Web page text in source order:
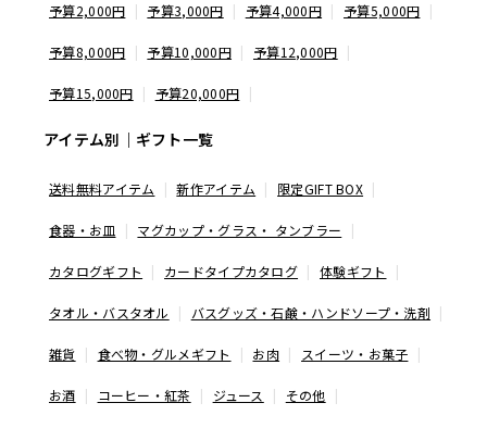
予算2,000円 予算3,000円 予算4,000円 予算5,000円
予算8,000円 予算10,000円 予算12,000円
予算15,000円 予算20,000円
アイテム別｜ギフト一覧
送料無料アイテム 新作アイテム 限定GIFT BOX
食器・お皿 マグカップ・グラス・ タンブラー
カタログギフト カードタイプカタログ 体験ギフト
タオル・バスタオル バスグッズ・石鹸・ハンドソープ・洗剤
雑貨 食べ物・グルメギフト お肉 スイーツ・お菓子
お酒 コーヒー・紅茶 ジュース その他